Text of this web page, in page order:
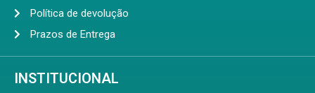
Política de devolução
Prazos de Entrega
INSTITUCIONAL